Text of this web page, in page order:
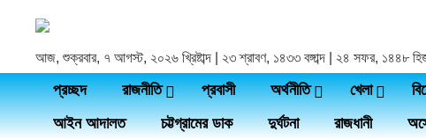
আজ, শুক্রবার, ৭ আগস্ট, ২০২৬ খ্রিষ্টাব্দ | ২৩ শ্রাবণ, ১৪৩৩ বঙ্গাব্দ | ২৪ সফর, ১৪৪৮
প্রচ্ছদ রাজনীতি প্রবাসী অর্থনীতি খেলা
আইন আদালত
চট্টগ্রামের ডাক দুর্ঘটনা রাজধানী